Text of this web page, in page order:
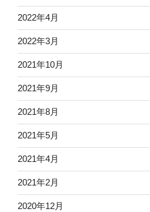
2022年4月
2022年3月
2021年10月
2021年9月
2021年8月
2021年5月
2021年4月
2021年2月
2020年12月